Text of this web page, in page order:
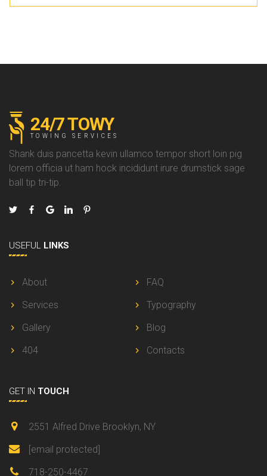
24/7 TOWY
TOWING SERVICES
Shank duis pancetta kevin ullamco tempor short loin pig
lorem officia ut ham hock incididunt irure drumstick sage
ball tip tri-tip.
USEFUL LINKS
About
Services
Gallery
404
FAQ
Typography
Blog
Contacts
GET IN TOUCH
2551 Alfred Drive Brooklyn, NY
[email protected]
718-250-4467